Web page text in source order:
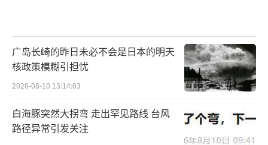
广岛长崎的昨日未必不会是日本的明天
核政策模糊引担忧
2026-08-10 13:14:03
白海豚突然大拐弯 走出罕见路线 台风
路径异常引发关注